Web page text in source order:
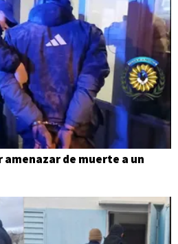
amenazar de muerte a un